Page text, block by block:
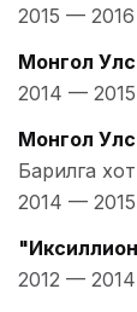
2015 — 2016
Монгол
2014 — 2015
Монгол
Барилга
2014 — 2015
2012 — 2014